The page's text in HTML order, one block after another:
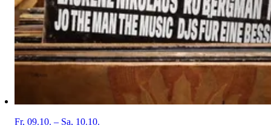
Fr, 09.10. – Sa, 10.10.